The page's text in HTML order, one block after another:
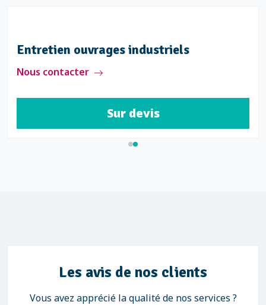
Entretien ouvrages industriels
Nous contacter
Sur devis
Les avis de nos clients
Vous avez apprécié la qualité de nos services ?